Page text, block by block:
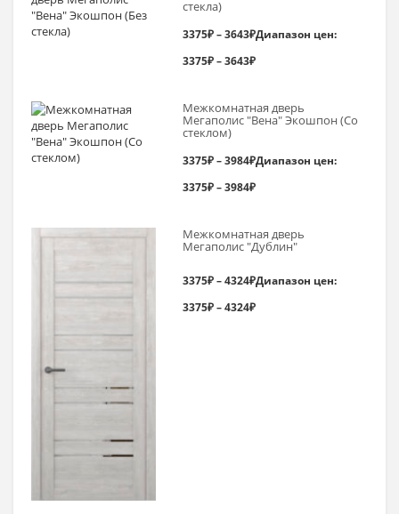
стекла)
3375₽–3643₽Диапазон цен:
3375₽ – 3643₽
Межкомнатная дверь
Мегаполис "Вена" Экошпон (Со
стеклом)
3375₽–3984₽Диапазон цен:
3375₽ – 3984₽
Межкомнатная дверь
Мегаполис "Дублин"
3375₽–4324₽Диапазон цен:
3375₽ – 4324₽